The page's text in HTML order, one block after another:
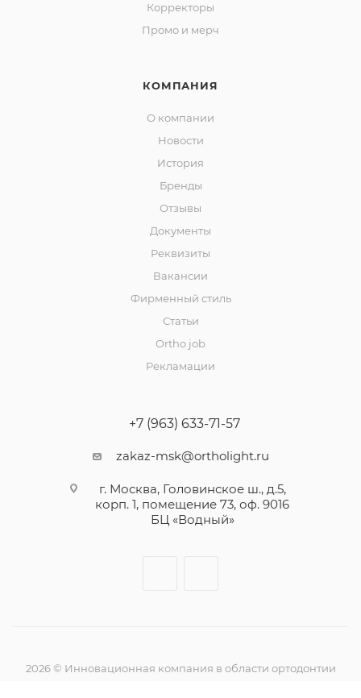
Корректоры
Промо и мерч
КОМПАНИЯ
О компании
Новости
История
Бренды
Отзывы
Документы
Реквизиты
Вакансии
Фирменный стиль
Статьи
Ortho job
Рекламации
+7 (963) 633-71-57
zakaz-msk@ortholight.ru
г. Москва, Головинское ш., д.5,
корп. 1, помещение 73, оф. 9016
БЦ «Водный»
2026 © Инновационная компания в области ортодонтии